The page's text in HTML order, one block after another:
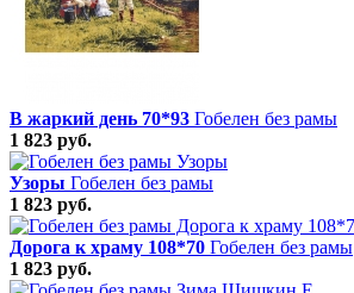
В жаркий день 70*93 Гобелен без рамы
1 823 руб.
Узоры Гобелен без рамы
1 823 руб.
Дорога к храму 108*70 Гобелен без рамы
1 823 руб.